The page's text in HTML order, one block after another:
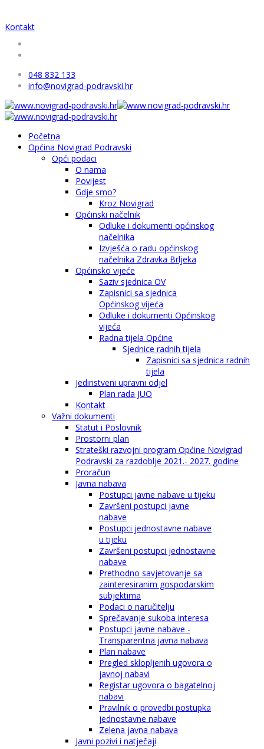
Kontakt
048 832 133
info@novigrad-podravski.hr
Početna
Općina Novigrad Podravski
Opći podaci
O nama
Povijest
Gdje smo?
Kroz Novigrad
Općinski načelnik
Odluke i dokumenti općinskog
načelnika
Izvješća o radu općinskog
načelnika Zdravka Brljeka
Općinsko vijeće
Saziv sjednica OV
Zapisnici sa sjednica
Općinskog vijeća
Odluke i dokumenti Općinskog
vijeća
Radna tijela Općine
Sjednice radnih tijela
Zapisnici sa sjednica radnih
tijela
Jedinstveni upravni odjel
Plan rada JUO
Kontakt
Važni dokumenti
Statut i Poslovnik
Prostorni plan
Strateški razvojni program Općine Novigrad
Podravski za razdoblje 2021.- 2027. godine
Proračun
Javna nabava
Postupci javne nabave u tijeku
Završeni postupci javne
nabave
Postupci jednostavne nabave
u tijeku
Završeni postupci jednostavne
nabave
Prethodno savjetovanje sa
zainteresiranim gospodarskim
subjektima
Podaci o naručitelju
Sprečavanje sukoba interesa
Postupci javne nabave -
Transparentna javna nabava
Plan nabave
Pregled sklopljenih ugovora o
javnoj nabavi
Registar ugovora o bagatelnoj
nabavi
Pravilnik o provedbi postupka
jednostavne nabave
Zelena javna nabava
Javni pozivi i natječaji